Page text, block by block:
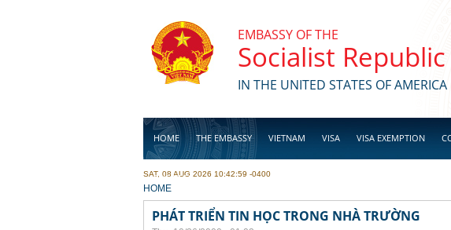
EMBASSY OF THE
Socialist
IN THE UNITED STATES OF AMERICA
HOME THE EMBASSY VIETNAM VISA VISA EXEMPTION
BUSINESS
SAT, 08 AUG 2026 10:42:59 -0400
YOU ARE HERE
HOME
PHÁT TRIỂN TIN HỌC TRONG NHÀ TRƯỜNG